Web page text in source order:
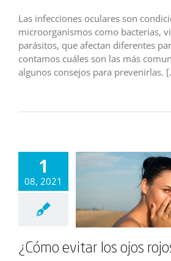
Las infecciones oculares son
microorganismos como bacterias,
parásitos, que afectan diferentes
contamos cuáles son las más
algunos consejos para prevenirlas.
1
08, 2021
¿Cómo evitar los ojos